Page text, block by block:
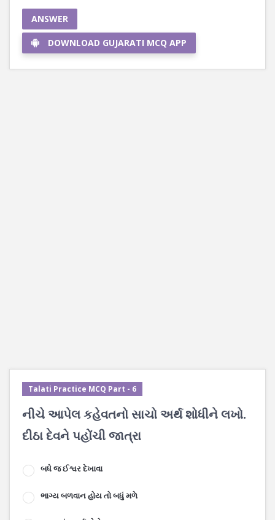
ANSWER
DOWNLOAD GUJARATI MCQ APP
Talati Practice MCQ Part - 6
નીચે આપેલ કહેવતનો સાચો અર્થ શોધીને લખો.
દીઠા દેવને પહોંચી જાત્રા
બધે જ ઈશ્વર દેખાવા
ભાગ્ય બળવાન હોય તો બધું મળે